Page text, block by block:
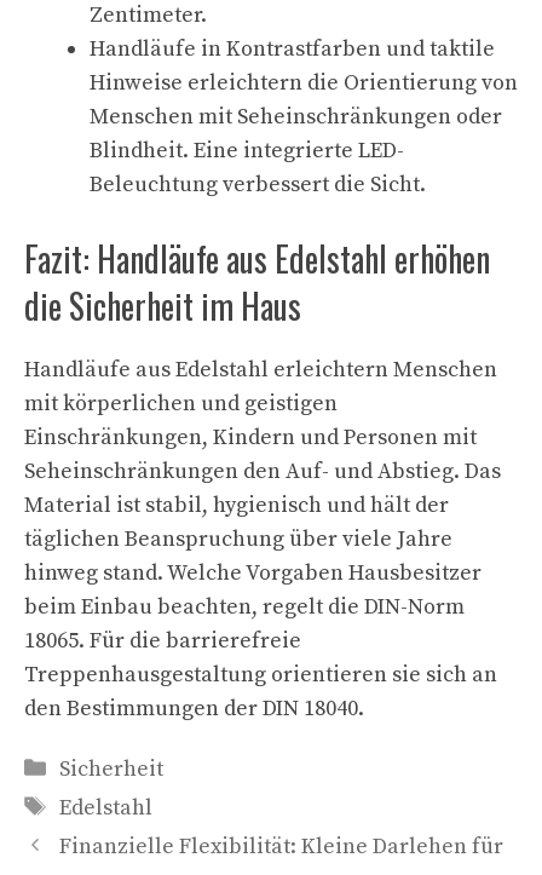
Zentimeter.
Handläufe in Kontrastfarben und taktile
Hinweise erleichtern die Orientierung von
Menschen mit Seheinschränkungen oder
Blindheit. Eine integrierte LED-
Beleuchtung verbessert die Sicht.
Fazit: Handläufe aus Edelstahl erhöhen
die Sicherheit im Haus
Handläufe aus Edelstahl erleichtern Menschen
mit körperlichen und geistigen
Einschränkungen, Kindern und Personen mit
Seheinschränkungen den Auf- und Abstieg. Das
Material ist stabil, hygienisch und hält der
täglichen Beanspruchung über viele Jahre
hinweg stand. Welche Vorgaben Hausbesitzer
beim Einbau beachten, regelt die DIN-Norm
18065. Für die barrierefreie
Treppenhausgestaltung orientieren sie sich an
den Bestimmungen der DIN 18040.
Kategorien
Sicherheit
Schlagwörter
Edelstahl
Finanzielle Flexibilität: Kleine Darlehen für